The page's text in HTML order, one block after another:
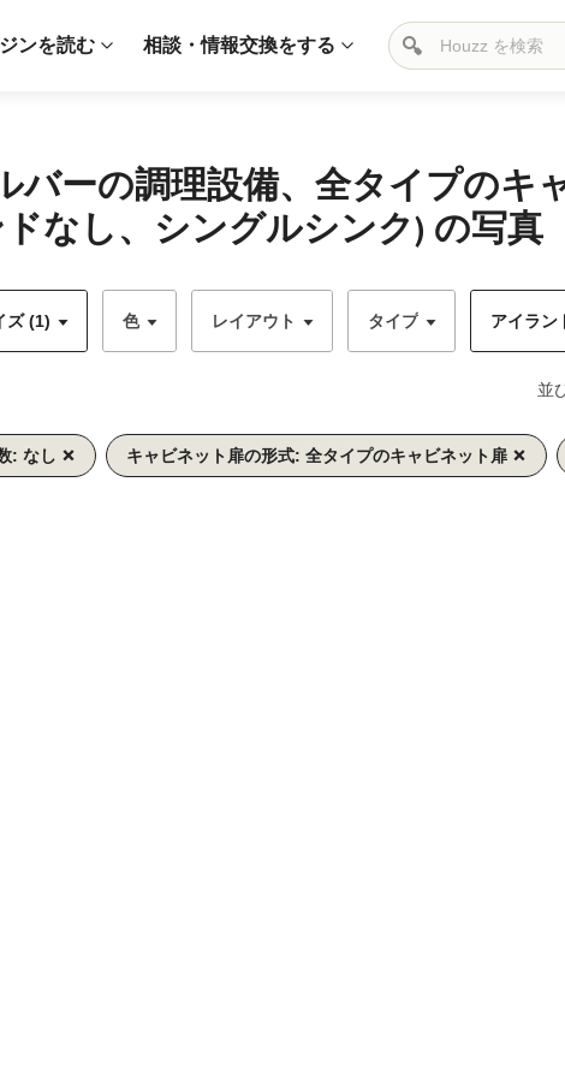
ンを読む 相談・情報交換をする
バーの調理設備、全タイプのキ
なし、シングルシンク) の写真
ズ (1) 色 レイアウト タイプ アイラン
並
: なし キャビネット扉の形式: 全タイプのキャビネット扉